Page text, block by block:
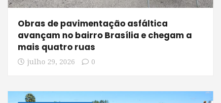
Obras de pavimentação asfáltica
avançam no bairro Brasília e chegam a
mais quatro ruas
julho 29, 2026 0